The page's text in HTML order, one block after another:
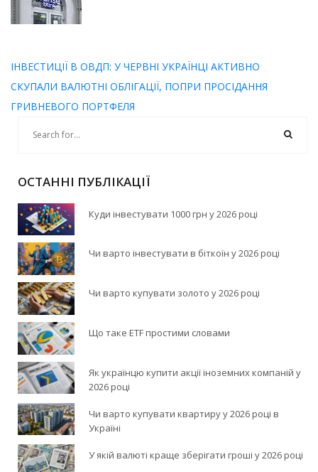
ІНВЕСТИЦІЇ В ОВДП: У ЧЕРВНІ УКРАЇНЦІ АКТИВНО
СКУПАЛИ ВАЛЮТНІ ОБЛІГАЦІЇ, ПОПРИ ПРОСІДАННЯ
ГРИВНЕВОГО ПОРТФЕЛЯ
ОСТАННІ ПУБЛІКАЦІЇ
Куди інвестувати 1000 грн у 2026 році
Чи варто інвестувати в біткоїн у 2026 році
Чи варто купувати золото у 2026 році
Що таке ETF простими словами
Як українцю купити акції іноземних компаній у
2026 році
Чи варто купувати квартиру у 2026 році в
Україні
У якій валюті краще зберігати гроші у 2026 році